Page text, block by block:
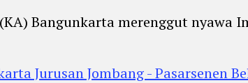
Bangunkarta merenggut nyawa